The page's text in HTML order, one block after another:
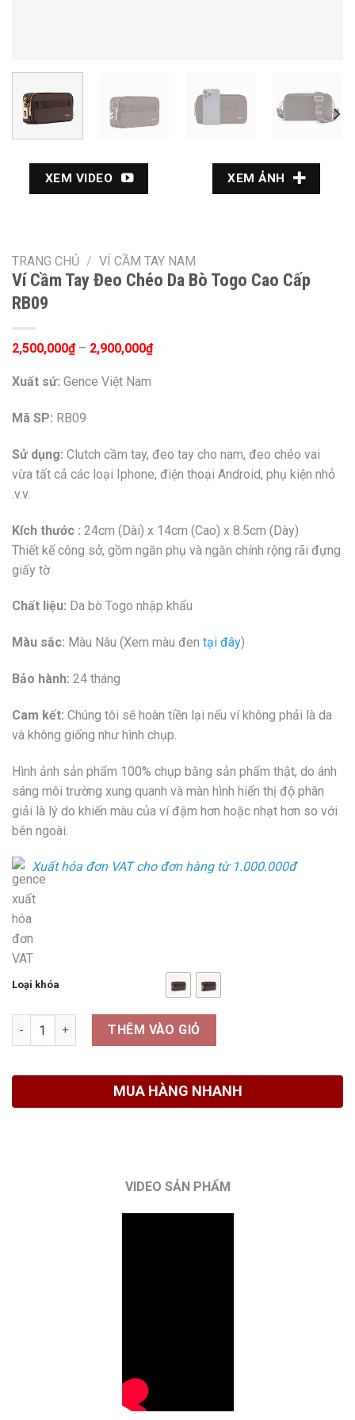
XEM VIDEO XEM ẢNH
TRANG CHỦ / VÍ CẦM TAY NAM
Ví Cầm Tay Đeo Chéo Da Bò Togo Cao Cấp
RB09
2,500,000₫– 2,900,000₫
Xuất sứ: Gence Việt Nam
Mã SP: RB09
Sử dụng: Clutch cầm tay, đeo tay cho nam, đeo chéo vai
vừa tất cả các loại Iphone, điện thoại Android, phụ kiện nhỏ
.v.v.
Kích thước : 24cm (Dài) x 14cm (Cao) x 8.5cm (Dày)
Thiết kế công sở, gồm ngăn phụ và ngăn chính rộng rãi đựng
giấy tờ
Chất liệu: Da bò Togo nhập khẩu
Màu sắc: Màu Nâu (Xem màu đen tại đây)
Bảo hành: 24 tháng
Cam kết: Chúng tôi sẽ hoàn tiền lại nếu ví không phải là da
và không giống như hình chụp.
Hình ảnh sản phẩm 100% chụp bằng sản phẩm thật, do ánh
sáng môi trường xung quanh và màn hình hiển thị độ phân
giải là lý do khiến màu của ví đậm hơn hoặc nhạt hơn so với
bên ngoài.
Xuất hóa đơn VAT cho đơn hàng từ 1.000.000đ
Loại khóa
Số lượng THÊM VÀO GIỎ
MUA HÀNG NHANH
VIDEO SẢN PHẨM